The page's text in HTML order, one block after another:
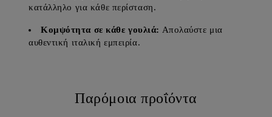
κατάλληλο για κάθε περίσταση.
Κομψότητα σε κάθε γουλιά: Απολαύστε μια
αυθεντική ιταλική εμπειρία.
Παρόμοια προΐόντα